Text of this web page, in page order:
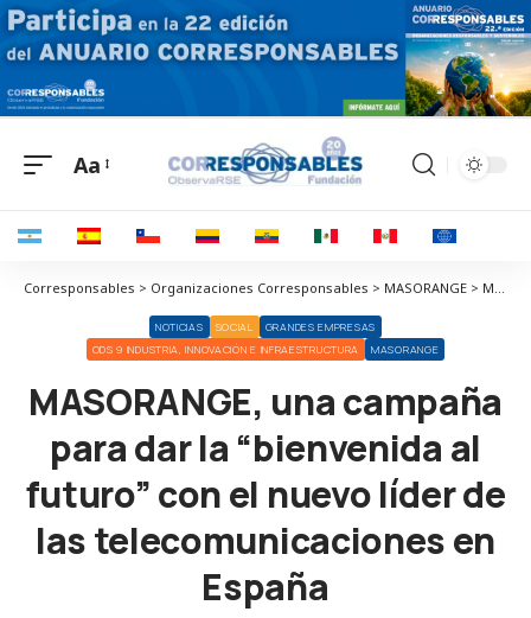
Aa
Corresponsables > Organizaciones Corresponsables > MASORANGE > MASORANGE, una campaña para dar la “bienvenida al futuro” con el nuevo líder de las telecomunicaciones en España
NOTICIAS SOCIAL
GRANDES EMPRESAS
ODS 9 INDUSTRIA, INNOVACIÓN E INFRAESTRUCTURA
MASORANGE
MASORANGE, una campaña
para dar la “bienvenida al
futuro” con el nuevo líder de
las telecomunicaciones en
España